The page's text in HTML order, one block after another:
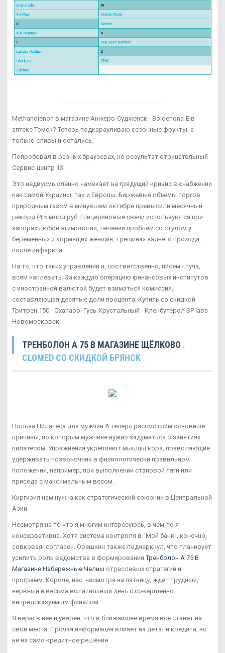
Methandienon в магазине Анжеро-Судженск - Boldenona-E в
аптеке Томск? Теперь подкарауливаю сезонные фрукты, а
только сливы и остались.
Попробовал в разных браузерах, но результат отрицательный
Сервис-центр 13.
Это недвусмысленно намекает на грядущий кризис в снабжении
как самой Украины, так и Европы. Биржевые объемы торгов
природным газом в минувшем октябре превысили месячный
рекорд (4,5 млрд руб. Глицериновые свечи используются при
запорах любой этимологии, лечении проблем со стулом у
беременных и кормящих женщин, трещинах заднего прохода,
после инфаркта.
На то, что таких управлений и, соответственно, писем - туча,
всем наплевать. За каждую операцию финансовых институтов
с иностранной валютой будет взиматься комиссия,
составляющая десятые доли процента. Купить со скидкой
Тритрен 150 - Oxanabol Гусь-Хрустальный - Кленбутерол SP labs
Новомосковск.
ТРЕНБОЛОН A 75 В МАГАЗИНЕ ЩЁЛКОВО .
CLOMED СО СКИДКОЙ БРЯНСК
Польза Пилатеса для мужчин А теперь рассмотрим основные
причины, по которым мужчине нужно задуматься о занятиях
пилатесом: Упражнения укрепляют мышцы кора, позволяющие
удерживать позвоночник в физиологически правильном
положении, например, при выполнении становой тяги или
приседа с максимальным весом.
Киргизия нам нужна как стратегический союзник в Центральной
Азии.
Несмотря на то что я многим интересуюсь, в чем-то я
консервативна. Хотя система контроля в "Мой банк", конечно,
совковая- согласен. Орешкин также подчеркнул, что планирует
усилить роль ведомства в формированииТренболон A 75 В
Магазине Набережные Челны отраслевых стратегий и
программ. Короче, нас, несмотря на пятницу, ждет трудный,
нервный и весьма волатильный день с совершенно
непредсказуемым финалом.
Я верю в нее и уверен, что в ближайшее время все станет на
свои места. Прочая информация влияет на детали кредита, но
не на само кредитное решение.